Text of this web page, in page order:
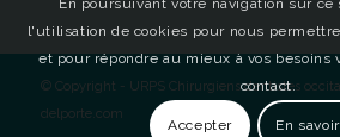
© Copyright - URPS Chirurgiens dentistes
delporte.com
En poursuivant votre navigation sur ce
l'utilisation de cookies pour nous
et pour répondre au mieux à vos besoins
contact.
Accepter En